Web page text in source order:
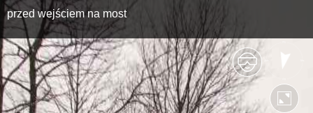
przed wejściem na most